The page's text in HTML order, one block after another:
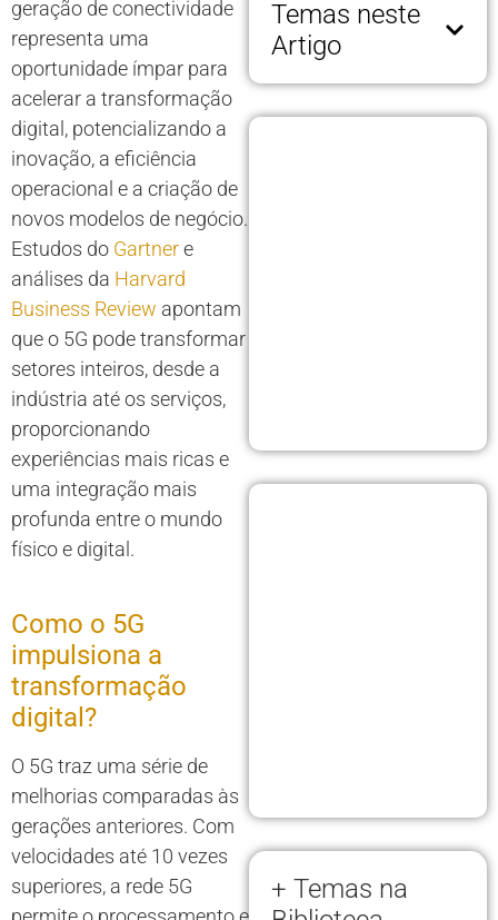
geração de conectividade
representa uma
oportunidade ímpar para
acelerar a transformação
digital, potencializando a
inovação, a eficiência
operacional e a criação de
novos modelos de negócio.
Estudos do Gartnere
análises da Harvard
Business Review apontam
que o 5G pode transformar
setores inteiros, desde a
indústria até os serviços,
proporcionando
experiências mais ricas e
uma integração mais
profunda entre o mundo
físico e digital.
Como o 5G
impulsiona a
transformação
digital?
O 5G traz uma série de
melhorias comparadas às
gerações anteriores. Com
velocidades até 10 vezes
superiores, a rede 5G
Temas neste
Artigo
+ Temas na